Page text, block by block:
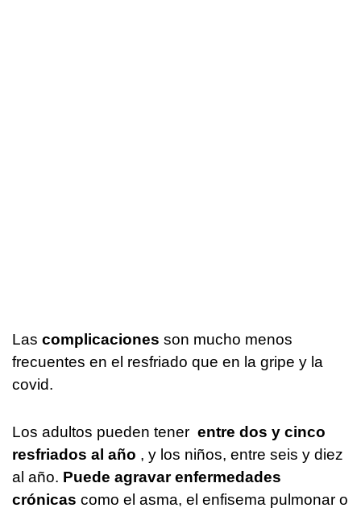
Las complicaciones son mucho menos
frecuentes en el resfriado que en la gripe y la
covid.
Los adultos pueden tener entre dos y cinco
resfriados al año , y los niños, entre seis y diez
al año. Puede agravar enfermedades
crónicas como el asma, el enfisema pulmonar o